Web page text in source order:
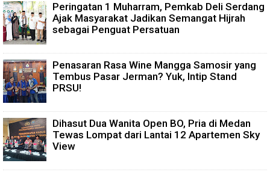
Peringatan 1 Muharram, Pemkab Deli Serdang
Ajak Masyarakat Jadikan Semangat Hijrah
sebagai Penguat Persatuan
Penasaran Rasa Wine Mangga Samosir yang
Tembus Pasar Jerman? Yuk, Intip Stand
PRSU!
Dihasut Dua Wanita Open BO, Pria di Medan
Tewas Lompat dari Lantai 12 Apartemen Sky
View